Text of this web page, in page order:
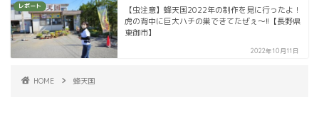
レポート
【虫注意】蜂天国2022年の制作を見に行ったよ！
虎の背中に巨大ハチの巣できてたぜぇ～!!【長野県
東御市】
2022年10月11日
HOME 蜂天国